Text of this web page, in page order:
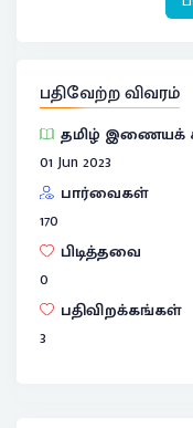
பதிவேற்ற விவரம்
தமிழ் இணையக்
01 Jun 2023
பார்வைகள்
170
பிடித்தவை
0
பதிவிறக்கங்கள்
3